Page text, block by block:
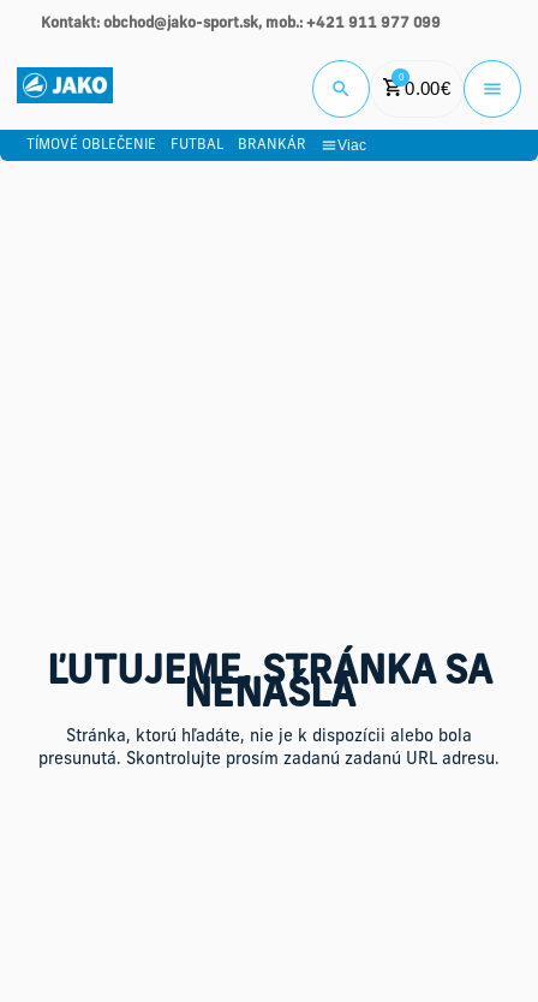
Kontakt: obchod@jako-sport.sk, mob.: +421 911 977 099
0
0.00€
TÍMOVÉ OBLEČENIE FUTBAL BRANKÁR Viac
ĽUTUJEME, STRÁNKA SA
NENAŠLA
Stránka, ktorú hľadáte, nie je k dispozícii alebo bola
presunutá. Skontrolujte prosím zadanú zadanú URL adresu.